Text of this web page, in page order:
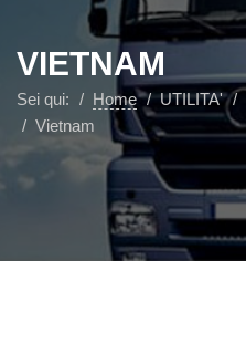
VIETNAM
Sei qui: Home UTILITA'
Vietnam